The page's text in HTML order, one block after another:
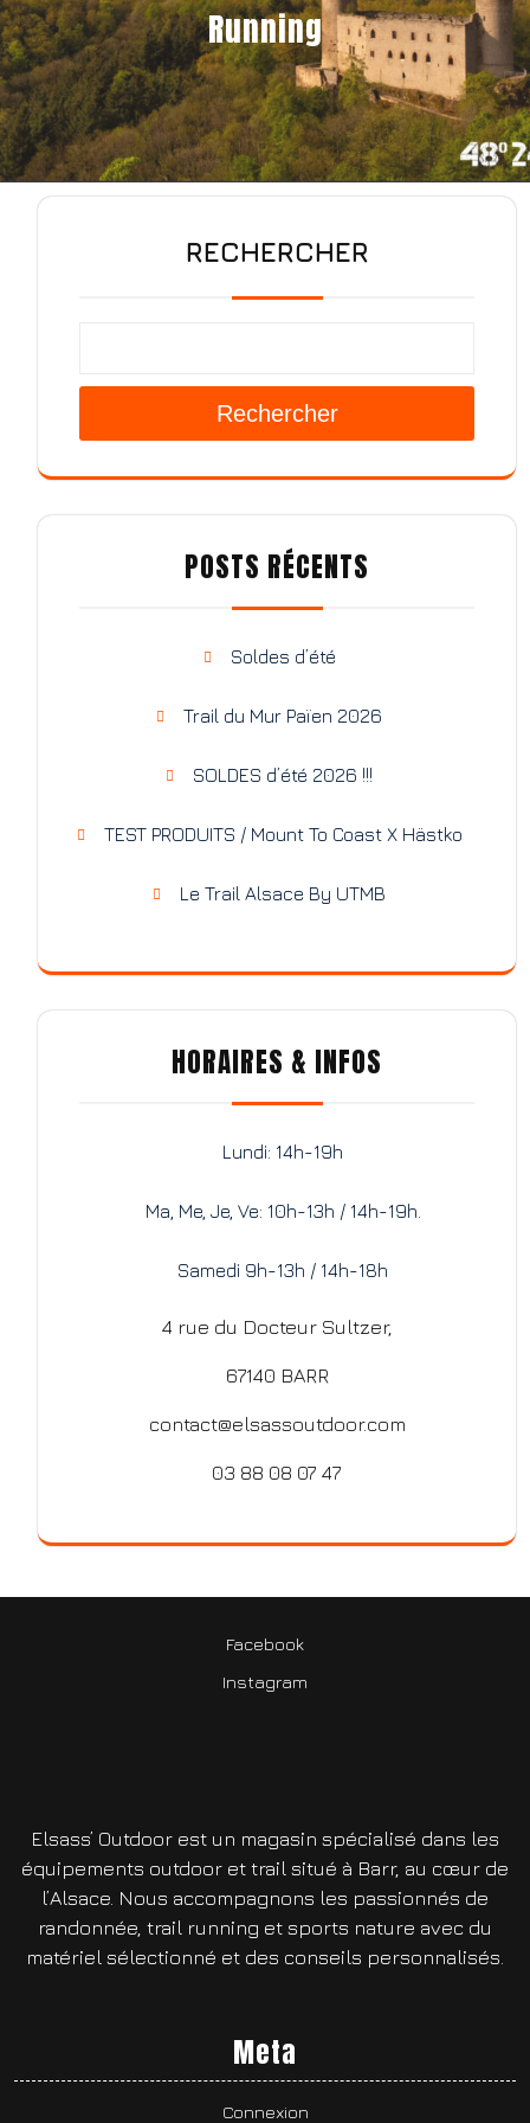
Running
RECHERCHER
Rechercher
POSTS RÉCENTS
Soldes d’été
Trail du Mur Païen 2026
SOLDES d’été 2026 !!!
TEST PRODUITS / Mount To Coast X Hästko
Le Trail Alsace By UTMB
HORAIRES & INFOS
Lundi: 14h-19h
Ma, Me, Je, Ve: 10h-13h / 14h-19h.
Samedi 9h-13h / 14h-18h
4 rue du Docteur Sultzer,
67140 BARR
contact@elsassoutdoor.com
03 88 08 07 47
Facebook
Instagram
Elsass’ Outdoor est un magasin spécialisé dans les
équipements outdoor et trail situé à Barr, au cœur de
l’Alsace. Nous accompagnons les passionnés de
randonnée, trail running et sports nature avec du
matériel sélectionné et des conseils personnalisés.
Meta
Connexion